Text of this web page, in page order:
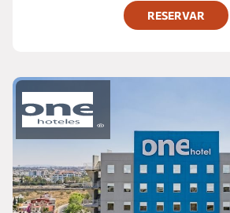
RESERVAR